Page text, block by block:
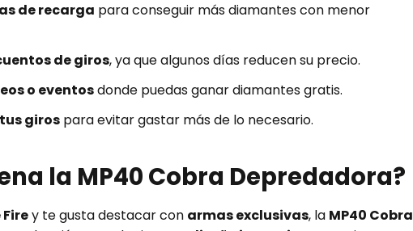
de recarga para conseguir más diamantes con menor
de giros, ya que algunos días reducen su precio.
o eventosdonde puedas ganar diamantes gratis.
giros para evitar gastar más de lo necesario.
la MP40 Cobra Depredadora?
Firey te gusta destacar con armas exclusivas, la MP40 Cobra